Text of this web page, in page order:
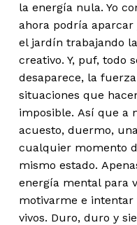
la energía nula. Yo
ahora podría
el jardín trabajando
creativo. Y, puf, todo
desaparece, la
situaciones que
imposible. Así que a
acuesto, duermo,
cualquier momento
mismo estado.
energía mental para
motivarme e intentar
vivos. Duro, duro y